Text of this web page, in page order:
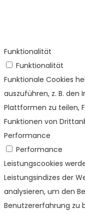
Funktionalität
Funktionalität
Funktionale Cookies
auszuführen, z. B. den
Plattformen zu teilen,
Funktionen von
Performance
Performance
Leistungscookies
Leistungsindizes der
analysieren, um den
Benutzererfahrung zu